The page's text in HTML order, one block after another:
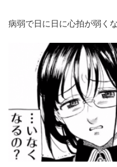
病弱で日に日に心拍が弱く